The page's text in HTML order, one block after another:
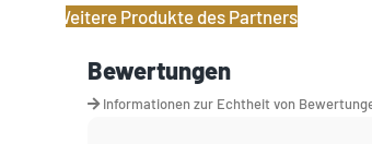
Weitere Produkte des Partners
Bewertungen
Informationen zur Echtheit von